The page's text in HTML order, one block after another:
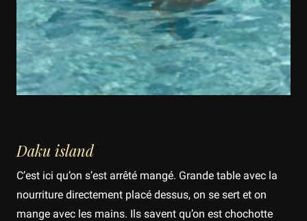
Daku island
C’est ici qu’on s’est arrêté mangé. Grande table avec la
nourriture directement placé dessus, on se sert et on
mange avec les mains. Ils savent qu’on est chochotte